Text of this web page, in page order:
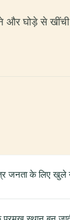
और घोड़े से खींची
जनता के लिए खुले